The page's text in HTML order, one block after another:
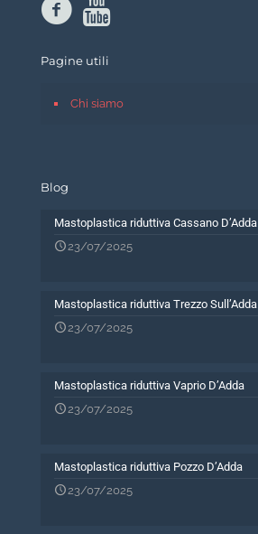
Pagine utili
Chi siamo
Blog
Mastoplastica riduttiva Cassano D’Adda
23/07/2025
Mastoplastica riduttiva Trezzo Sull’Adda
23/07/2025
Mastoplastica riduttiva Vaprio D’Adda
23/07/2025
Mastoplastica riduttiva Pozzo D’Adda
23/07/2025